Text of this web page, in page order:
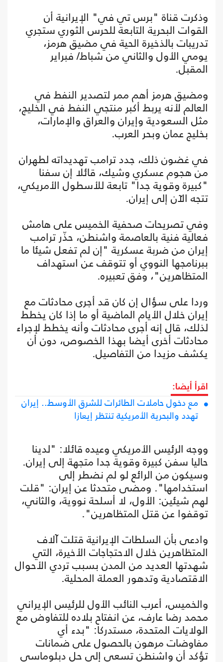
وذكرت قناة "برس تي في" الإيرانية أن
القوات البحرية التابعة للحرس الثوري ستجري
تدريبات بالذخيرة الحية في مضيق هرمز،
يومي الأول والثاني من شباط/ فبراير
المقبل.
ومضيق هرمز أهم ممر لتصدير النفط في
العالم لأنه يربط أكبر منتجي النفط في الخليج،
مثل السعودية وإيران والعراق والإمارات،
بخليج عمان وبحر العرب.
في غضون ذلك، جدد ترامب تهديداته لطهران
من هجوم عسكري وشيك، قائلا إن سفنا
"كبيرة وقوية جدا" تابعة للأسطول الأمريكي،
تتجه الآن إلى إيران.
وفي تصريحات صحفية الخميس على هامش
فعالية فنية بالعاصمة واشنطن، حذّر ترامب
إيران من ضربة عسكرية "إن لم تفعل شيئا ما
ببرنامجها النووي أو تتوقف عن استهداف
المتظاهرين"، وفق تعبيره.
وردا على سؤال إن كان قد أجرى محادثات مع
إيران خلال الأيام الماضية أو ما إذا كان يخطط
لذلك، قال إنه أجرى محادثات وأنه يخطط لإجراء
محادثات أخرى أيضا بهذا الخصوص، دون أن
يكشف مزيدا من التفاصيل.
اقرأ أيضا:
مع دخول حاملات الطائرات للشرق الأوسط.. إيران
تهدد والبحرية الأمريكية تنتظر إيعازا
ووجه الرئيس الأمريكي وعيده قائلا: "لدينا
حاليا سفن كبيرة وقوية جدا متجهة إلى إيران.
وسيكون من الرائع لو لم نضطر إلى
استخدامها". ومضى متحدثا عن إيران: "قلت
لهم شيئين: الأول، لا أسلحة نووية، والثاني،
توقفوا عن قتل المتظاهرين".
وادعى بأن السلطات الإيرانية قتلت آلاف
المتظاهرين خلال الاحتجاجات الأخيرة، التي
شهدتها العديد من المدن بسبب تردي الأحوال
الاقتصادية وتدهور العملة المحلية.
والخميس، أعرب النائب الأول للرئيس الإيراني
محمد رضا عارف، عن انفتاح بلاده للتفاوض مع
الولايات المتحدة، مستدركا: "بدء أي
مفاوضات مرهون بالحصول على ضمانات
تؤكد أن واشنطن تسعى إلى حل دبلوماسي